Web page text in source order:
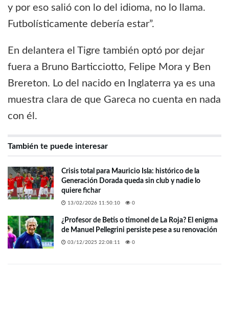
y por eso salió con lo del idioma, no lo llama.
Futbolísticamente debería estar”.
En delantera el Tigre también optó por dejar
fuera a Bruno Barticciotto, Felipe Mora y Ben
Brereton. Lo del nacido en Inglaterra ya es una
muestra clara de que Gareca no cuenta en nada
con él.
También te puede interesar
Crisis total para Mauricio Isla: histórico de la
Generación Dorada queda sin club y nadie lo
quiere fichar
13/02/2026 11:50:10 0
¿Profesor de Betis o timonel de La Roja? El enigma
de Manuel Pellegrini persiste pese a su renovación
03/12/2025 22:08:11 0